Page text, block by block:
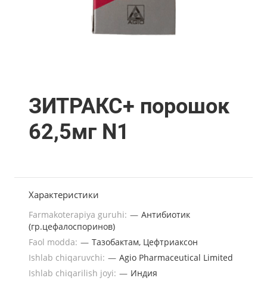
ЗИТРАКС+ порошок
62,5мг N1
Характеристики
Farmakoterapiya guruhi: — Антибиотик
(гр.цефалоспоринов)
Faol modda: — Тазобактам, Цефтриаксон
Ishlab chiqaruvchi: — Agio Pharmaceutical Limited
Ishlab chiqarilish joyi: — Индия